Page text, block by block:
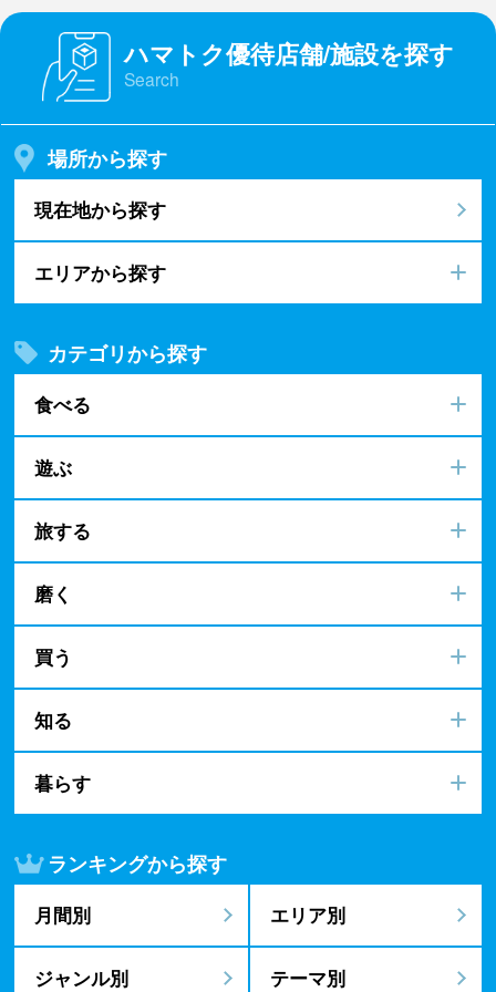
ハマトク優待店舗/施設を探す
Search
場所から探す
現在地から探す
エリアから探す
カテゴリから探す
食べる
遊ぶ
旅する
磨く
買う
知る
暮らす
ランキングから探す
月間別 エリア別
ジャンル別 テーマ別